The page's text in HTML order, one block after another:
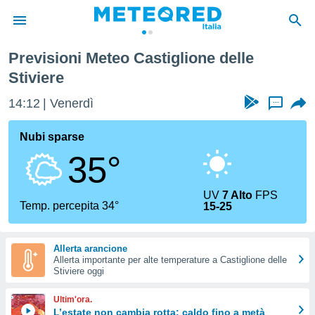
di
per
di
le
Previsioni Meteo Castiglione delle
Stiviere
14:12 Venerdì ...
Nubi sparse
35°
Temp. percepita 34°
UV7 Alto FPS
15-25
Allerta arancione
Allerta importante per alte temperature a Castiglione delle
Stiviere oggi
Ultim'ora.
L’estate non cambia rotta: caldo fino a metà